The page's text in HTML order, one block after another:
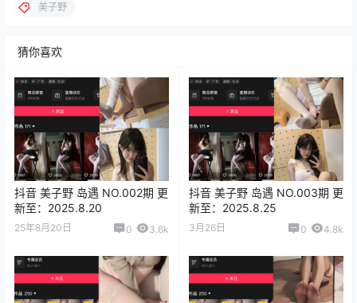
美子野
猜你喜欢
抖音 美子野 岛遇 NO.002期 更
新至：2025.8.20
25年8月20日 0 3.6k
抖音 美子野 岛遇 NO.003期 更
新至：2025.8.25
3月26日 0 4.8k